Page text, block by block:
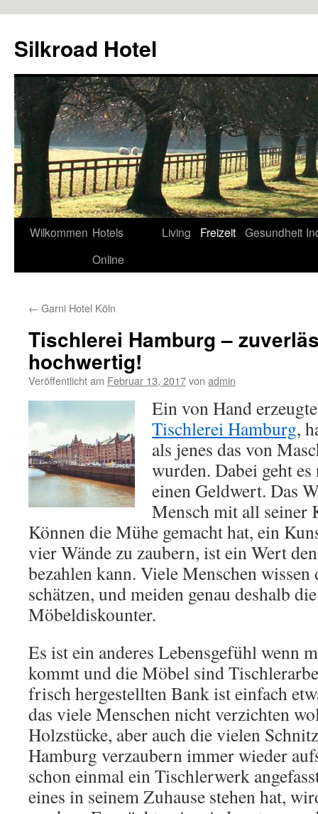
springen
Silkroad Hotel
Wilkommen Hotels
Online
Living Freizeit Gesundheit
← Garni Hotel Köln
Tischlerei Hamburg –
hochwertig!
Veröffentlicht am Februar 13, 2017von admin
Ein von Hand
Tischlerei Hamburg,
als jenes das von
wurden. Dabei geht
einen Geldwert. Das
Mensch mit all seiner
Können die Mühe gemacht hat, ein
vier Wände zu zaubern, ist ein Wert
bezahlen kann. Viele Menschen wissen
schätzen, und meiden genau deshalb
Möbeldiskounter.
Es ist ein anderes Lebensgefühl wenn
kommt und die Möbel sind
frisch hergestellten Bank ist einfach
das viele Menschen nicht verzichten
Holzstücke, aber auch die vielen
Hamburg verzaubern immer wieder
schon einmal ein Tischlerwerk
eines in seinem Zuhause stehen hat,